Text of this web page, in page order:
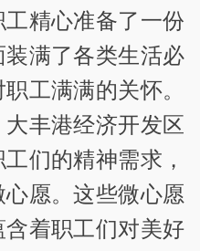
精心准备了一份
满了各类生活必
工满满的关怀。
丰港经济开发区
们的精神需求，
愿。这些微心愿
着职工们对美好